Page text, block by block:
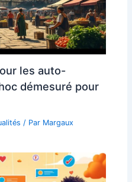
les auto-
démesuré pour
/ Par Margaux